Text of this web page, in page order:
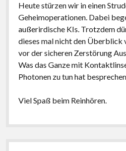
Heute stürzen wir in einen
Geheimoperationen. Dabei
außerirdische KIs. Trotzdem
dieses mal nicht den Überblick
vor der sicheren Zerstörung
Was das Ganze mit
Photonen zu tun hat
Viel Spaß beim Reinhören.